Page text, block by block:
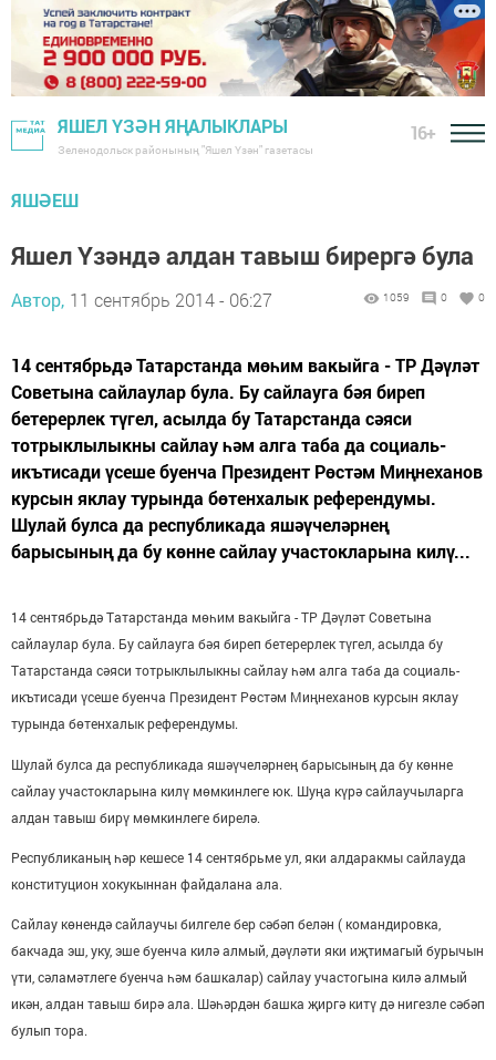
ЯШЕЛ ҮЗӘН ЯҢАЛЫКЛАРЫ
Зеленодольск районының "Яшел Үзән" газетасы
16+
ЯШӘЕШ
Яшел Үзәндә алдан тавыш бирергә була
Автор, 11 сентябрь 2014 - 06:27 1059 0 0
14 сентябрьдә Татарстанда мөһим вакыйга - ТР Дәүләт
Советына сайлаулар була. Бу сайлауга бәя биреп
бетерерлек түгел, асылда бу Татарстанда сәяси
тотрыклылыкны сайлау һәм алга таба да социаль-
икътисади үсеше буенча Президент Рөстәм Миңнеханов
курсын яклау турында бөтенхалык референдумы.
Шулай булса да республикада яшәүчеләрнең
барысының да бу көнне сайлау участокларына килү...
14 сентябрьдә Татарстанда мөһим вакыйга - ТР Дәүләт Советына
сайлаулар була. Бу сайлауга бәя биреп бетерерлек түгел, асылда бу
Татарстанда сәяси тотрыклылыкны сайлау һәм алга таба да социаль-
икътисади үсеше буенча Президент Рөстәм Миңнеханов курсын яклау
турында бөтенхалык референдумы.
Шулай булса да республикада яшәүчеләрнең барысының да бу көнне
сайлау участокларына килү мөмкинлеге юк. Шуңа күрә сайлаучыларга
алдан тавыш бирү мөмкинлеге бирелә.
Республиканың һәр кешесе 14 сентябрьме ул, яки алдаракмы сайлауда
конституцион хокукыннан файдалана ала.
Сайлау көнендә сайлаучы билгеле бер сәбәп белән ( командировка,
бакчада эш, уку, эше буенча килә алмый, дәүләти яки иҗтимагый бурычын
үти, сәламәтлеге буенча һәм башкалар) сайлау участогына килә алмый
икән, алдан тавыш бирә ала. Шәһәрдән башка җиргә китү дә нигезле сәбәп
булып тора.